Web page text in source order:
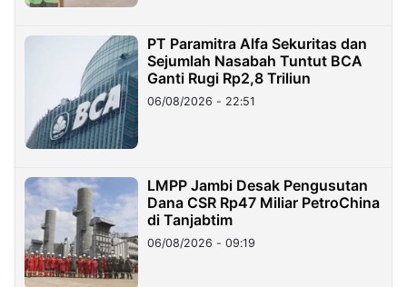
PT Paramitra Alfa Sekuritas dan
Sejumlah Nasabah Tuntut BCA
Ganti Rugi Rp2,8 Triliun
06/08/2026 - 22:51
LMPP Jambi Desak Pengusutan
Dana CSR Rp47 Miliar PetroChina
di Tanjabtim
06/08/2026 - 09:19